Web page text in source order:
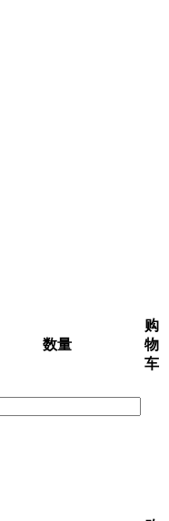
数量
购
物
车